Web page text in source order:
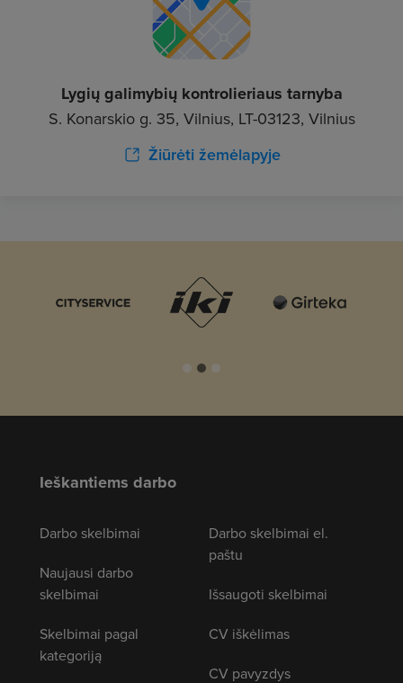
Lygių galimybių kontrolieriaus tarnyba
S. Konarskio g. 35, Vilnius, LT-03123, Vilnius
Žiūrėti žemėlapyje
Ieškantiems darbo
Darbo skelbimai
Naujausi darbo
skelbimai
Skelbimai pagal
kategoriją
Darbo skelbimai el.
paštu
Išsaugoti skelbimai
CV iškėlimas
CV pavyzdys